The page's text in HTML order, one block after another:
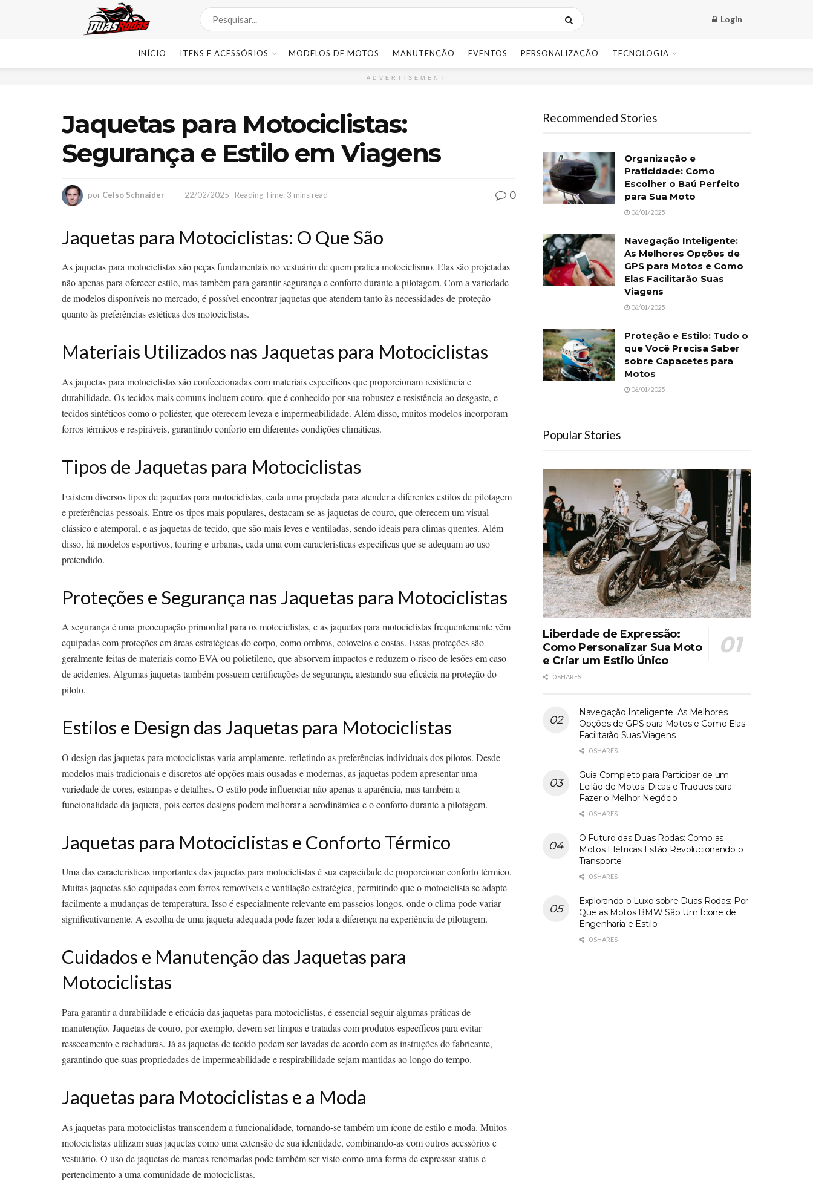
Login
INÍCIO ITENS E ACESSÓRIOS MODELOS DE MOTOS MANUTENÇÃO EVENTOS PERSONALIZAÇÃO TECNOLOGIA
ADVERTISEMENT
Jaquetas para Motociclistas:
Segurança e Estilo em Viagens
por Celso Schnaider 22/02/2025 Reading Time: 3 mins read 0
Jaquetas para Motociclistas: O Que São
As jaquetas para motociclistas são peças fundamentais no vestuário de quem pratica motociclismo. Elas são projetadas
não apenas para oferecer estilo, mas também para garantir segurança e conforto durante a pilotagem. Com a variedade
de modelos disponíveis no mercado, é possível encontrar jaquetas que atendem tanto às necessidades de proteção
quanto às preferências estéticas dos motociclistas.
Materiais Utilizados nas Jaquetas para Motociclistas
As jaquetas para motociclistas são confeccionadas com materiais específicos que proporcionam resistência e
durabilidade. Os tecidos mais comuns incluem couro, que é conhecido por sua robustez e resistência ao desgaste, e
tecidos sintéticos como o poliéster, que oferecem leveza e impermeabilidade. Além disso, muitos modelos incorporam
forros térmicos e respiráveis, garantindo conforto em diferentes condições climáticas.
Tipos de Jaquetas para Motociclistas
Existem diversos tipos de jaquetas para motociclistas, cada uma projetada para atender a diferentes estilos de pilotagem
e preferências pessoais. Entre os tipos mais populares, destacam-se as jaquetas de couro, que oferecem um visual
clássico e atemporal, e as jaquetas de tecido, que são mais leves e ventiladas, sendo ideais para climas quentes. Além
disso, há modelos esportivos, touring e urbanas, cada uma com características específicas que se adequam ao uso
pretendido.
Proteções e Segurança nas Jaquetas para Motociclistas
A segurança é uma preocupação primordial para os motociclistas, e as jaquetas para motociclistas frequentemente vêm
equipadas com proteções em áreas estratégicas do corpo, como ombros, cotovelos e costas. Essas proteções são
geralmente feitas de materiais como EVA ou polietileno, que absorvem impactos e reduzem o risco de lesões em caso
de acidentes. Algumas jaquetas também possuem certificações de segurança, atestando sua eficácia na proteção do
piloto.
Estilos e Design das Jaquetas para Motociclistas
O design das jaquetas para motociclistas varia amplamente, refletindo as preferências individuais dos pilotos. Desde
modelos mais tradicionais e discretos até opções mais ousadas e modernas, as jaquetas podem apresentar uma
variedade de cores, estampas e detalhes. O estilo pode influenciar não apenas a aparência, mas também a
funcionalidade da jaqueta, pois certos designs podem melhorar a aerodinâmica e o conforto durante a pilotagem.
Jaquetas para Motociclistas e Conforto Térmico
Uma das características importantes das jaquetas para motociclistas é sua capacidade de proporcionar conforto térmico.
Muitas jaquetas são equipadas com forros removíveis e ventilação estratégica, permitindo que o motociclista se adapte
facilmente a mudanças de temperatura. Isso é especialmente relevante em passeios longos, onde o clima pode variar
significativamente. A escolha de uma jaqueta adequada pode fazer toda a diferença na experiência de pilotagem.
Cuidados e Manutenção das Jaquetas para
Motociclistas
Para garantir a durabilidade e eficácia das jaquetas para motociclistas, é essencial seguir algumas práticas de
manutenção. Jaquetas de couro, por exemplo, devem ser limpas e tratadas com produtos específicos para evitar
ressecamento e rachaduras. Já as jaquetas de tecido podem ser lavadas de acordo com as instruções do fabricante,
garantindo que suas propriedades de impermeabilidade e respirabilidade sejam mantidas ao longo do tempo.
Jaquetas para Motociclistas e a Moda
As jaquetas para motociclistas transcendem a funcionalidade, tornando-se também um ícone de estilo e moda. Muitos
motociclistas utilizam suas jaquetas como uma extensão de sua identidade, combinando-as com outros acessórios e
vestuário. O uso de jaquetas de marcas renomadas pode também ser visto como uma forma de expressar status e
pertencimento a uma comunidade de motociclistas.
Recommended Stories
Organização e
Praticidade: Como
Escolher o Baú Perfeito
para Sua Moto
06/01/2025
Navegação Inteligente:
As Melhores Opções de
GPS para Motos e Como
Elas Facilitarão Suas
Viagens
06/01/2025
Proteção e Estilo: Tudo o
que Você Precisa Saber
sobre Capacetes para
Motos
06/01/2025
Popular Stories
Liberdade de Expressão:
Como Personalizar Sua Moto
e Criar um Estilo Único
0 SHARES
Navegação Inteligente: As Melhores
Opções de GPS para Motos e Como Elas
Facilitarão Suas Viagens
0 SHARES
Guia Completo para Participar de um
Leilão de Motos: Dicas e Truques para
Fazer o Melhor Negócio
0 SHARES
O Futuro das Duas Rodas: Como as
Motos Elétricas Estão Revolucionando o
Transporte
0 SHARES
Explorando o Luxo sobre Duas Rodas: Por
Que as Motos BMW São Um Ícone de
Engenharia e Estilo
0 SHARES